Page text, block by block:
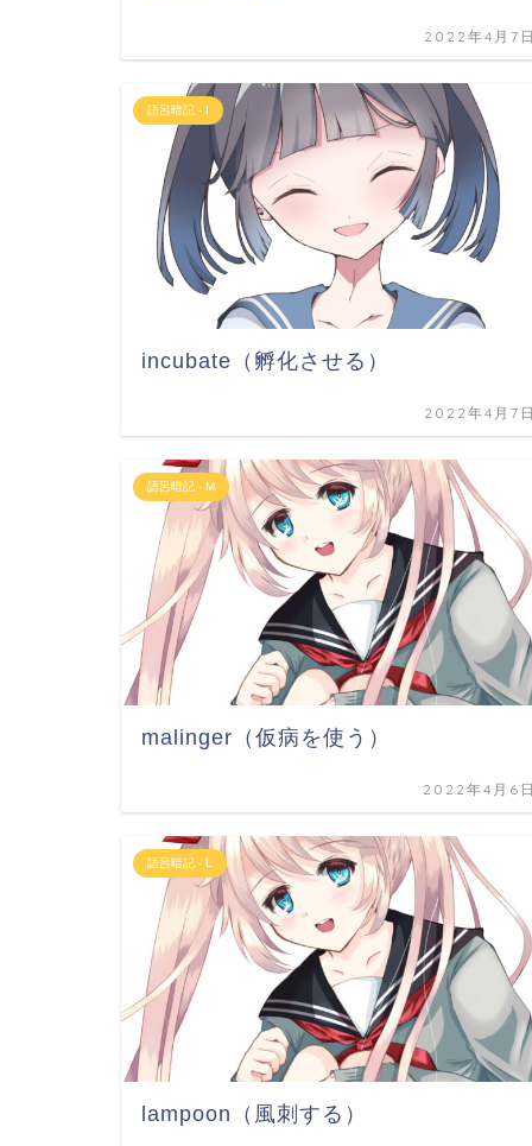
2022年4月7日
語呂暗記 - I
incubate（孵化させる）
2022年4月7日
語呂暗記 - M
malinger（仮病を使う）
2022年4月6日
語呂暗記 - L
lampoon（風刺する）